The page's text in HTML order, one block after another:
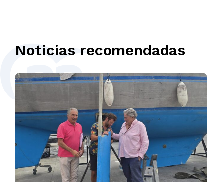
Noticias recomendadas